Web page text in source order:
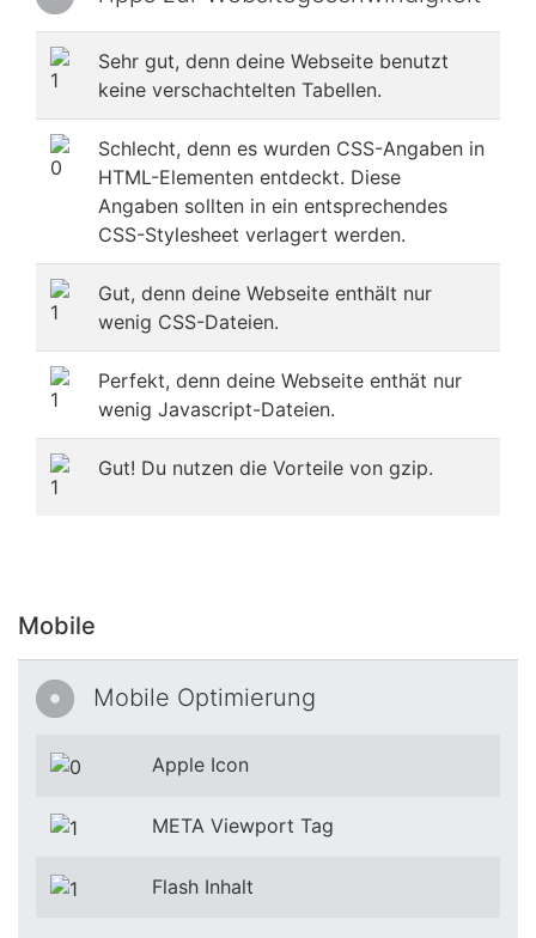
Sehr gut, denn deine Webseite benutzt
keine verschachtelten Tabellen.
Schlecht, denn es wurden CSS-Angaben in
HTML-Elementen entdeckt. Diese
Angaben sollten in ein entsprechendes
CSS-Stylesheet verlagert werden.
Gut, denn deine Webseite enthält nur
wenig CSS-Dateien.
Perfekt, denn deine Webseite enthät nur
wenig Javascript-Dateien.
Gut! Du nutzen die Vorteile von gzip.
Mobile
Mobile Optimierung
Apple Icon
META Viewport Tag
Flash Inhalt